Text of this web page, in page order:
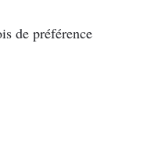
de préférence